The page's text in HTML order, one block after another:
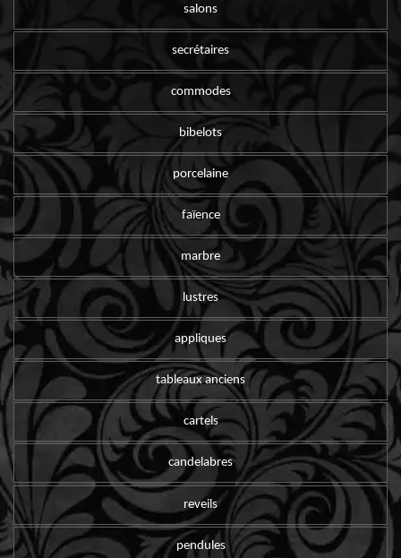
salons
secrétaires
commodes
bibelots
porcelaine
faïence
marbre
lustres
appliques
tableaux anciens
cartels
candelabres
reveils
pendules